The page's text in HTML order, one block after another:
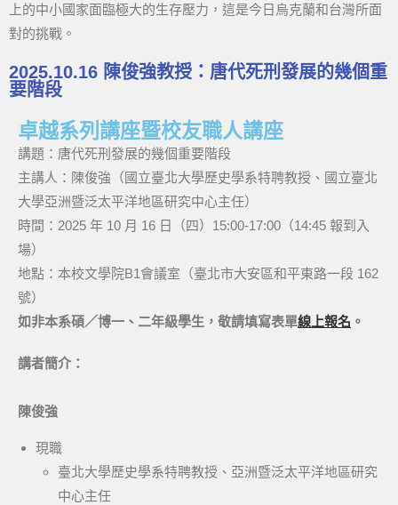
上的中小國家面臨極大的生存壓力，這是今日烏克蘭和台灣所面
對的挑戰。
2025.10.16 陳俊強教授：唐代死刑發展的幾個重
要階段
卓越系列講座暨校友職人講座
講題：唐代死刑發展的幾個重要階段
主講人：陳俊強（國立臺北大學歷史學系特聘教授、國立臺北
大學亞洲暨泛太平洋地區研究中心主任）
時間：2025 年 10 月 16 日（四）15:00-17:00（14:45 報到入
場）
地點：本校文學院B1會議室（臺北市大安區和平東路一段 162
號）
如非本系碩／博一、二年級學生，敬請填寫表單線上報名 。
講者簡介：
陳俊強
現職
臺北大學歷史學系特聘教授、亞洲暨泛太平洋地區研究
中心主任